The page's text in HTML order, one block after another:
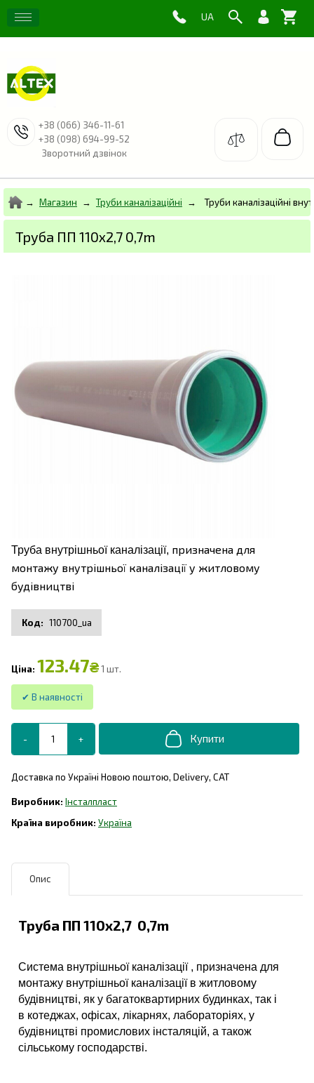
+38 (066) 346-11-61
+38 (098) 694-99-52
Зворотний дзвінок
Магазин Труби каналізаційні Труби каналізаційні
Труба ПП 110х2,7 0,7m
Труба внутрішньої каналізації, призначена для
монтажу внутрішньої каналізації у житловому
будівництві
110700_ua
123.47₴1 шт.
Доставка по Україні Новою поштою, Delivery, САТ
Інсталпласт
Україна
Опис
Труба ПП 110х2,7 0,7m
Система внутрішньої каналізації , призначена для
монтажу внутрішньої каналізації в житловому
будівництві, як у багатоквартирних будинках, так і
в котеджах, офісах, лікарнях, лабораторіях, у
будівництві промислових інсталяцій, а також
сільському господарстві.